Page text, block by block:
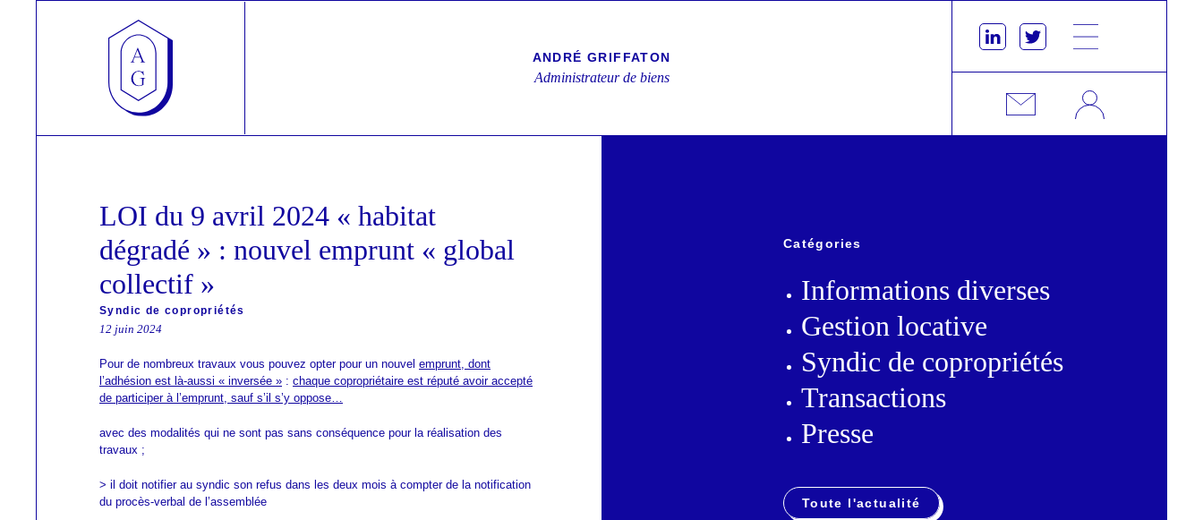
ANDRÉ GRIFFATON
Administrateur de biens
LOI du 9 avril 2024 « habitat
dégradé » : nouvel emprunt « global
collectif »
Syndic de copropriétés
12 juin 2024
Pour de nombreux travaux vous pouvez opter pour un nouvel emprunt, dont
l’adhésion est là-aussi « inversée » : chaque copropriétaire est réputé avoir accepté
de participer à l’emprunt, sauf s’il s’y oppose…
avec des modalités qui ne sont pas sans conséquence pour la réalisation des
travaux ;
> il doit notifier au syndic son refus dans les deux mois à compter de la notification
du procès-verbal de l’assemblée
Catégories
Informations diverses
Gestion locative
Syndic de copropriétés
Transactions
Presse
Toute l'actualité